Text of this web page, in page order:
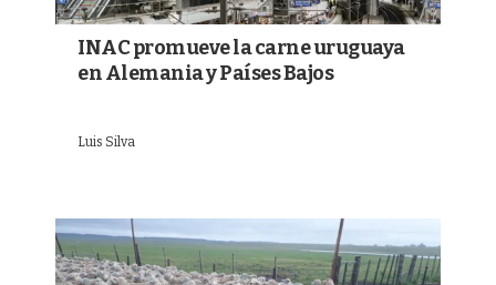
INAC promueve la carne uruguaya
en Alemania y Países Bajos
Luis Silva